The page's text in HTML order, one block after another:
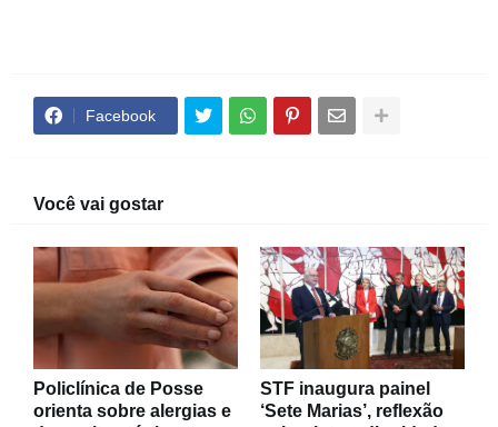
Facebook
Você vai gostar
Policlínica de Posse
orienta sobre alergias e
STF inaugura painel
‘Sete Marias’, reflexão